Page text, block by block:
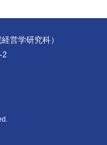
営学研究科）
2